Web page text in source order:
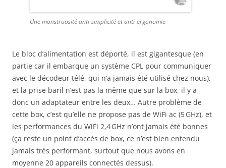
Une monstruosité anti-simplicité et anti-ergonomie
Le bloc d’alimentation est déporté, il est gigantesque (en
partie car il embarque un système CPL pour communiquer
avec le décodeur télé, qui n’a jamais été utilisé chez nous),
et la prise baril n’est pas la même que sur la box, il y a
donc un adaptateur entre les deux… Autre problème de
cette box, c’est qu’elle ne propose pas de WiFi ac (5 GHz), et
les performances du WiFi 2,4 GHz n’ont jamais été bonnes
(ça reste un point d’accès de box, ce n’est bien entendu
jamais très performant, surtout que nous avons en
moyenne 20 appareils connectés dessus).